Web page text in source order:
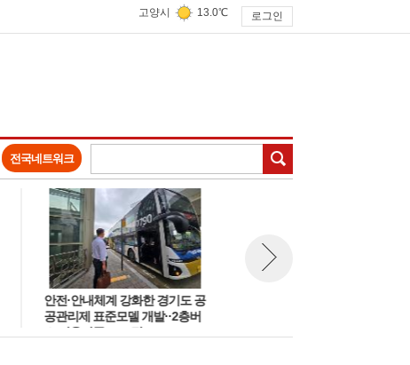
고양시 13.0℃ 로그인
전국네트워크
안전·안내체계 강화한 경기도 공
공관리제 표준모델 개발··2층버
스 이용만족도 80점